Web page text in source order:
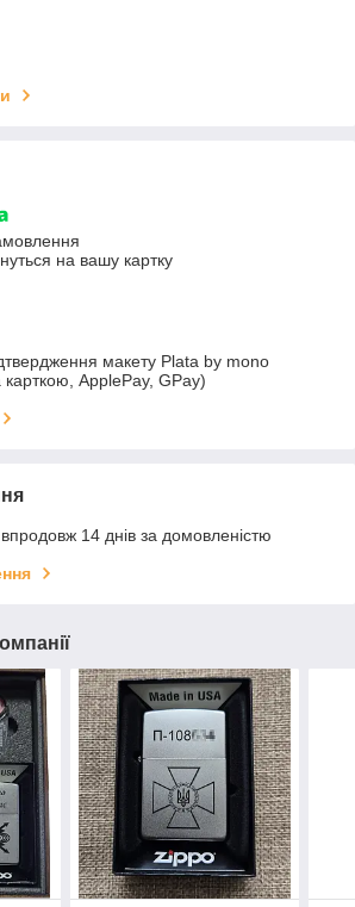
на вашу картку
макету Plata by mono
ApplePay, GPay)
14 днів за домовленістю